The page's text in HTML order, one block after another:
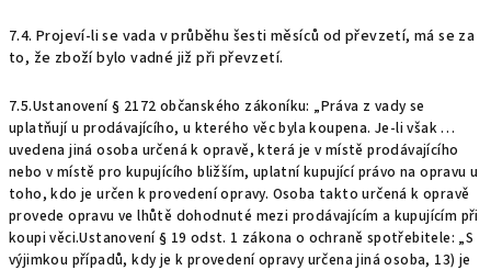
7.4. Projeví-li se vada v průběhu šesti měsíců od převzetí, má se za
to, že zboží bylo vadné již při převzetí.
7.5.Ustanovení § 2172 občanského zákoníku: „Práva z vady se
uplatňují u prodávajícího, u kterého věc byla koupena. Je-li však …
uvedena jiná osoba určená k opravě, která je v místě prodávajícího
nebo v místě pro kupujícího bližším, uplatní kupující právo na opravu u
toho, kdo je určen k provedení opravy. Osoba takto určená k opravě
provede opravu ve lhůtě dohodnuté mezi prodávajícím a kupujícím při
koupi věci.Ustanovení § 19 odst. 1 zákona o ochraně spotřebitele: „S
výjimkou případů, kdy je k provedení opravy určena jiná osoba, 13) je